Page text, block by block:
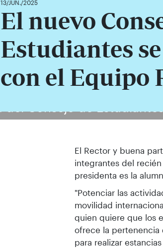
13/JUN./2025
El nuevo
Estudiantes
con el Equipo
El Rector y buena
integrantes del
presidenta es la
"Potenciar las
movilidad
quien quiere que los
ofrece la pertenencia
para realizar